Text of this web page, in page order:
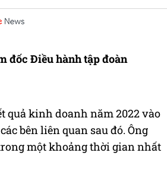
đốc Điều hành tập đoàn
quả kinh doanh năm 2022 vào
bên liên quan sau đó. Ông
một khoảng thời gian nhất